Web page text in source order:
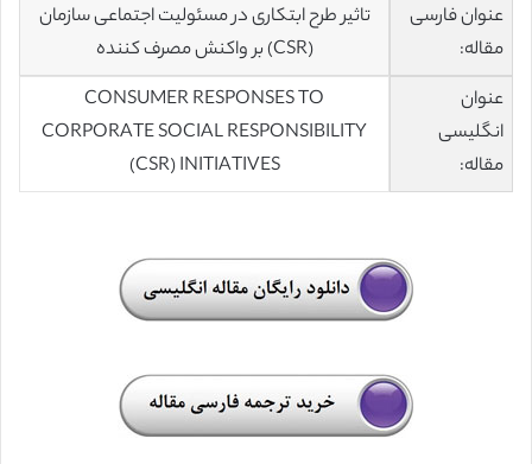
عنوان فارسی
مقاله:
تاثیر طرح ابتکاری در مسئولیت اجتماعی سازمان
(CSR) بر واکنش مصرف کننده
عنوان
انگلیسی
مقاله:
CONSUMER RESPONSES TO
CORPORATE SOCIAL RESPONSIBILITY
(CSR) INITIATIVES